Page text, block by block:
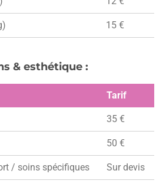
15 €
& esthétique :
Tarif
35 €
50 €
/ soins spécifiques Sur devis